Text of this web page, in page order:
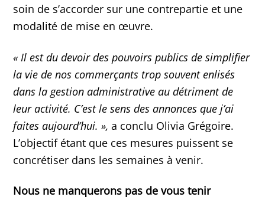
soin de s’accorder sur une contrepartie et une
modalité de mise en œuvre.
« Il est du devoir des pouvoirs publics de simplifier
la vie de nos commerçants trop souvent enlisés
dans la gestion administrative au détriment de
leur activité. C’est le sens des annonces que j’ai
faites aujourd’hui. », a conclu Olivia Grégoire.
L’objectif étant que ces mesures puissent se
concrétiser dans les semaines à venir.
Nous ne manquerons pas de vous tenir